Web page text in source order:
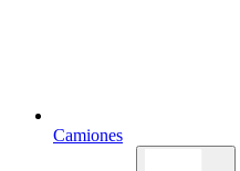
Camiones